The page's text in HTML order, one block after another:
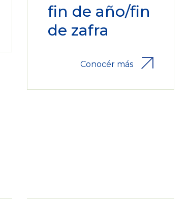
fin de año/fin
de zafra
Conocér más